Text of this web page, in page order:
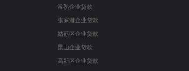
常熟企业贷款
张家港企业贷款
姑苏区企业贷款
昆山企业贷款
高新区企业贷款